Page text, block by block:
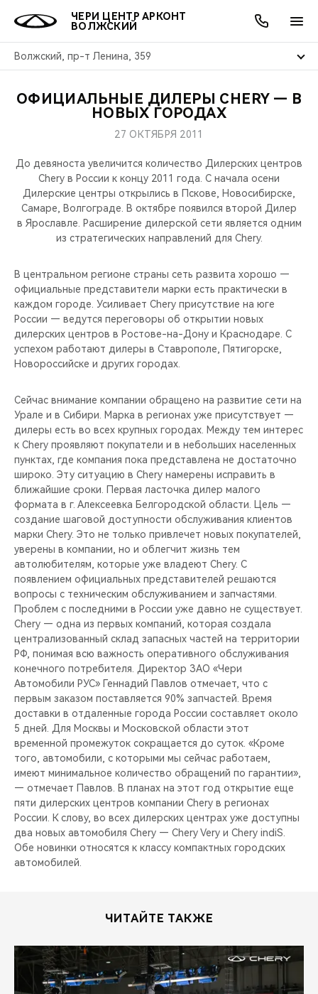
ЧЕРИ ЦЕНТР АРКОНТ
ВОЛЖСКИЙ
Волжский, пр-т Ленина, 359
МОДЕЛИ
КРОССОВЕРЫ
СЕДАНЫ
НОВИНКИ
ПОКУПАТЕЛЯМ
КРЕДИТ И СТРАХОВАНИЕ
ВЛАДЕЛЬЦАМ
ЗАПЧАСТИ И АКСЕССУАРЫ
ПОДДЕРЖКА
МИР CHERY
О БРЕНДЕ
CHERY В СОЦСЕТЯХ
БЛАГОТВОРИТЕЛЬНОСТЬ
CHERY REMOTE
CHERY И СПОРТ
ВИДЕООБЗОРЫ
CHERY ДЛЯ ДЕТЕЙ
АКЦИИ
ОНЛАЙН СЕРВИСЫ
КРЕДИТ
О КОМПАНИИ
МЫ В СОЦСЕТЯХ
ОФИЦИАЛЬНЫЕ ДИЛЕРЫ CHERY — В
НОВЫХ ГОРОДАХ
27 ОКТЯБРЯ 2011
До девяноста увеличится количество Дилерских центров
Chery в России к концу 2011 года. С начала осени
Дилерские центры открылись в Пскове, Новосибирске,
Самаре, Волгограде. В октябре появился второй Дилер
в Ярославле. Расширение дилерской сети является одним
из стратегических направлений для Chery.
В центральном регионе страны сеть развита хорошо —
официальные представители марки есть практически в
каждом городе. Усиливает Chery присутствие на юге
России — ведутся переговоры об открытии новых
дилерских центров в Ростове-на-Дону и Краснодаре. С
успехом работают дилеры в Ставрополе, Пятигорске,
Новороссийске и других городах.
Сейчас внимание компании обращено на развитие сети на
Урале и в Сибири. Марка в регионах уже присутствует —
дилеры есть во всех крупных городах. Между тем интерес
к Chery проявляют покупатели и в небольших населенных
пунктах, где компания пока представлена не достаточно
широко. Эту ситуацию в Chery намерены исправить в
ближайшие сроки. Первая ласточка дилер малого
формата в г. Алексеевка Белгородской области. Цель —
создание шаговой доступности обслуживания клиентов
марки Chery. Это не только привлечет новых покупателей,
уверены в компании, но и облегчит жизнь тем
автолюбителям, которые уже владеют Chery. С
появлением официальных представителей решаются
вопросы с техническим обслуживанием и запчастями.
Проблем с последними в России уже давно не существует.
Chery — одна из первых компаний, которая создала
централизованный склад запасных частей на территории
РФ, понимая всю важность оперативного обслуживания
конечного потребителя. Директор ЗАО «Чери
Автомобили РУС» Геннадий Павлов отмечает, что с
первым заказом поставляется 90% запчастей. Время
доставки в отдаленные города России составляет около
5 дней. Для Москвы и Московской области этот
временной промежуток сокращается до суток. «Кроме
того, автомобили, с которыми мы сейчас работаем,
имеют минимальное количество обращений по гарантии»,
— отмечает Павлов. В планах на этот год открытие еще
пяти дилерских центров компании Chery в регионах
России. К слову, во всех дилерских центрах уже доступны
два новых автомобиля Chery — Chery Very и Chery indiS.
Обе новинки относятся к классу компактных городских
автомобилей.
ЧИТАЙТЕ ТАКЖЕ